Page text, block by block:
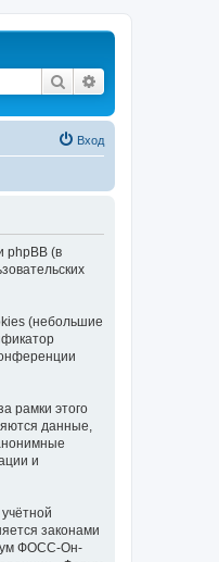
Поиск
Вход
phpBB (в
(небольшие
рамки этого
данные,
и
законами
ФОСС-Он-